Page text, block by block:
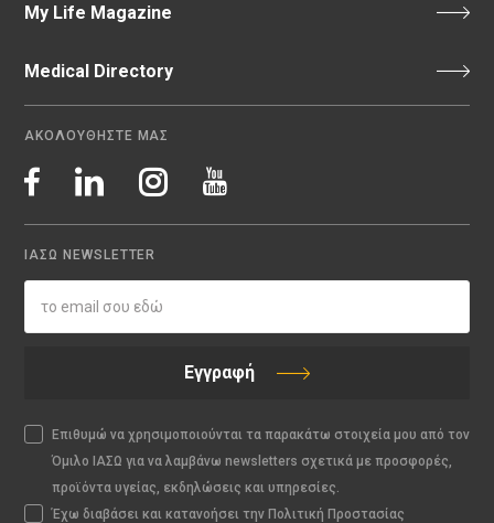
My Life Magazine
Medical Directory
ΑΚΟΛΟΥΘΗΣΤΕ ΜΑΣ
ΙΑΣΩ NEWSLETTER
Εγγραφή
Επιθυμώ να χρησιμοποιούνται τα παρακάτω στοιχεία μου από τον
Όμιλο ΙΑΣΩ για να λαμβάνω newsletters σχετικά με προσφορές,
προϊόντα υγείας, εκδηλώσεις και υπηρεσίες.
Έχω διαβάσει και κατανοήσει την Πολιτική Προστασίας